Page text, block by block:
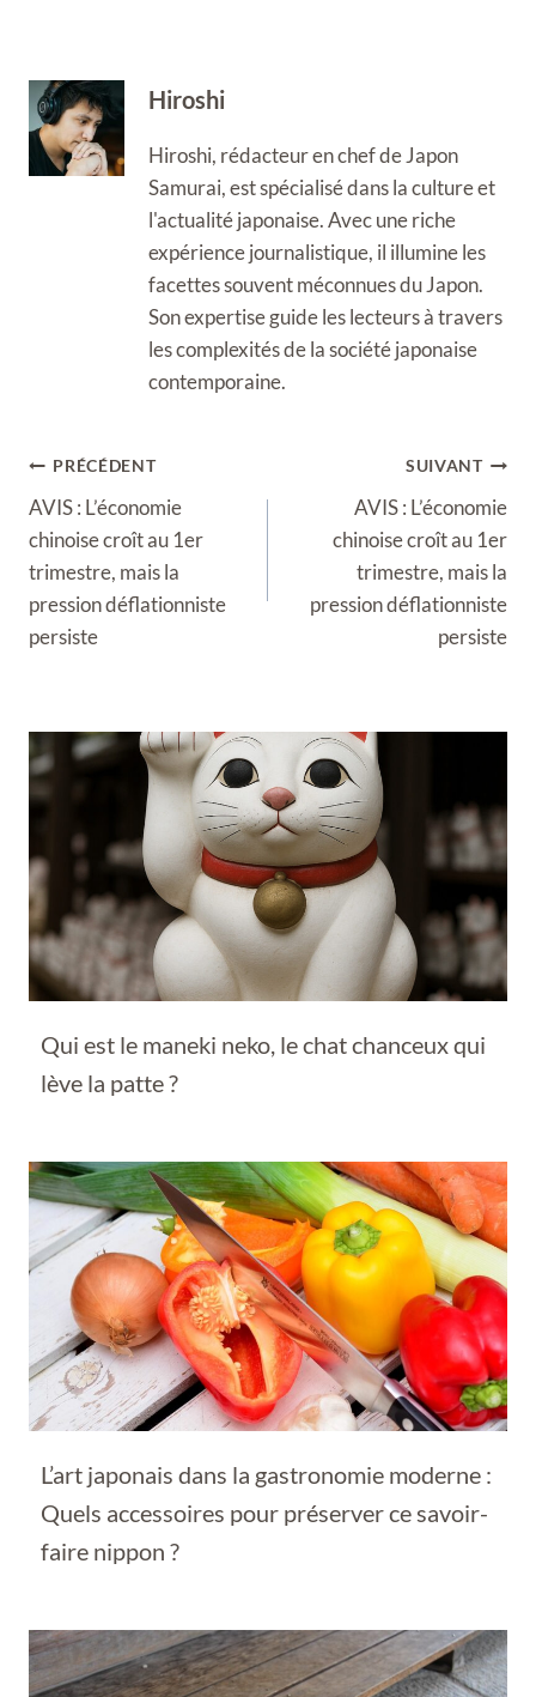
Hiroshi
Hiroshi, rédacteur en chef de Japon
Samurai, est spécialisé dans la culture et
l'actualité japonaise. Avec une riche
expérience journalistique, il illumine les
facettes souvent méconnues du Japon.
Son expertise guide les lecteurs à travers
les complexités de la société japonaise
contemporaine.
Navigation
de
l’article
PRÉCÉDENT
AVIS : L’économie
chinoise croît au 1er
trimestre, mais la
pression déflationniste
persiste
SUIVANT
AVIS : L’économie
chinoise croît au 1er
trimestre, mais la
pression déflationniste
persiste
Qui est le maneki neko, le chat chanceux qui
lève la patte ?
L’art japonais dans la gastronomie moderne :
Quels accessoires pour préserver ce savoir-
faire nippon ?